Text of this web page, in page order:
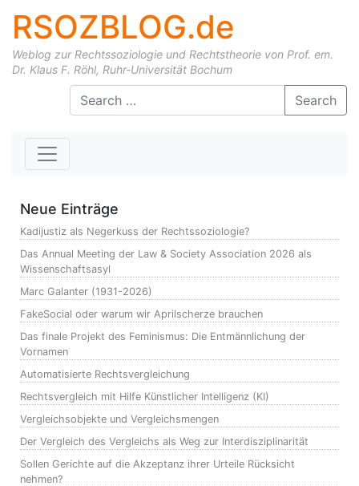
RSOZBLOG.de
Weblog zur Rechtssoziologie und Rechtstheorie von Prof. em.
Dr. Klaus F. Röhl, Ruhr-Universität Bochum
Skip to content Search
Neue Einträge
Kadijustiz als Negerkuss der Rechtssoziologie?
Das Annual Meeting der Law & Society Association 2026 als
Wissenschaftsasyl
Marc Galanter (1931-2026)
FakeSocial oder warum wir Aprilscherze brauchen
Das finale Projekt des Feminismus: Die Entmännlichung der
Vornamen
Automatisierte Rechtsvergleichung
Rechtsvergleich mit Hilfe Künstlicher Intelligenz (KI)
Vergleichsobjekte und Vergleichsmengen
Der Vergleich des Vergleichs als Weg zur Interdisziplinarität
Sollen Gerichte auf die Akzeptanz ihrer Urteile Rücksicht
nehmen?